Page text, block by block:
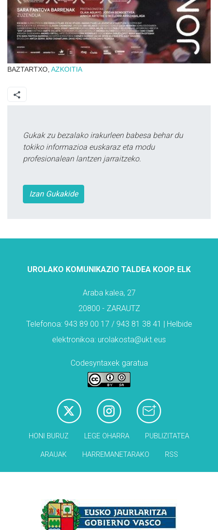
BAZTARTXO, AZKOITIA
Gukak zu bezalako irakurleen babesa behar du
tokiko informazioa euskaraz eta modu
profesionalean lantzen jarraitzeko.
Izan Gukakide
UROLAKO KOMUNIKAZIO TALDEA KOOP. ELK
Araba kalea, 27
20800 - ZARAUTZ
Telefonoa: 943 89 00 17 / 943 81 38 41 | Helbide
elektronikoa: urolakosta@ukt.eus
Codesyntaxek garatua
HONI BURUZ LEGE OHARRA PUBLIZITATEA
ARAUAK HARREMANETARAKO RSS